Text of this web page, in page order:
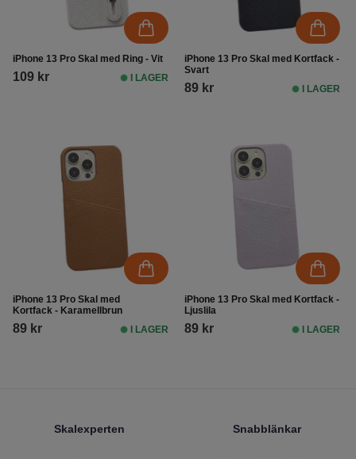
iPhone 13 Pro Skal med Ring - Vit
109 kr I LAGER
iPhone 13 Pro Skal med Kortfack -
Svart
89 kr I LAGER
iPhone 13 Pro Skal med
Kortfack - Karamellbrun
89 kr I LAGER
iPhone 13 Pro Skal med Kortfack -
Ljuslila
89 kr I LAGER
Skalexperten Snabblänkar